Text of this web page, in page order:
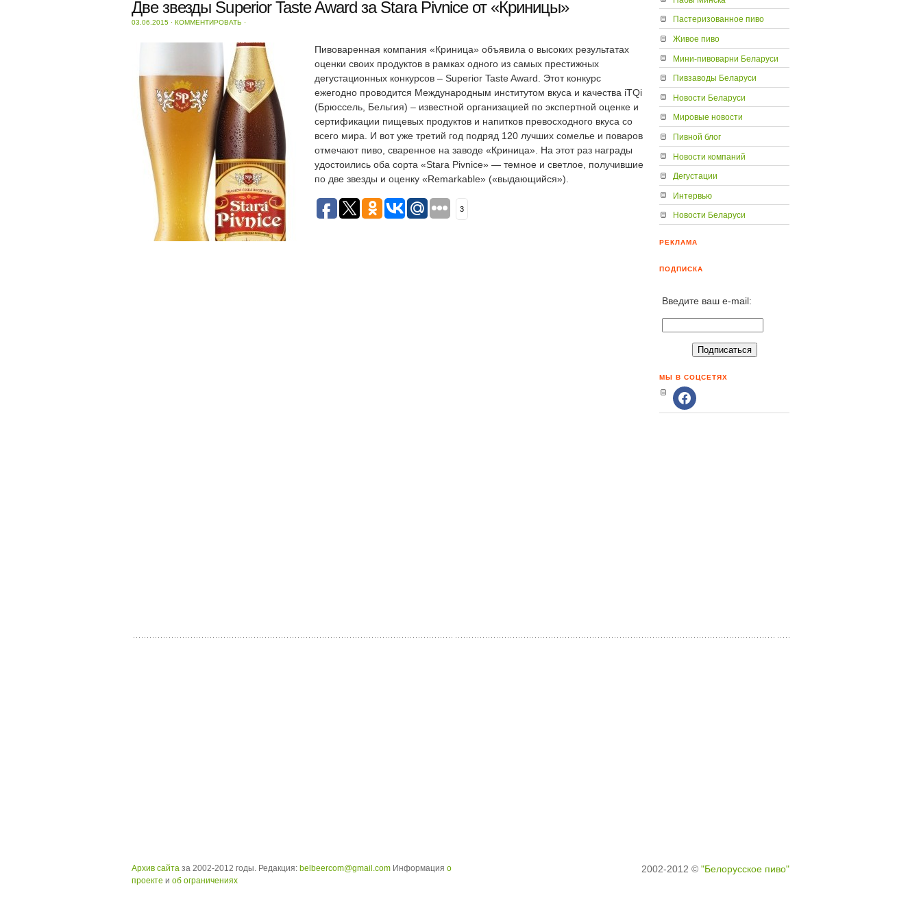
Две звезды Superior Taste Award за Stara Pivnice от «Криницы»
03.06.2015 ⋅ КОММЕНТИРОВАТЬ ⋅
Пивоваренная компания «Криница» объявила о высоких результатах
оценки своих продуктов в рамках одного из самых престижных
дегустационных конкурсов – Superior Taste Award. Этот конкурс
ежегодно проводится Международным институтом вкуса и качества iTQi
(Брюссель, Бельгия) – известной организацией по экспертной оценке и
сертификации пищевых продуктов и напитков превосходного вкуса со
всего мира. И вот уже третий год подряд 120 лучших сомелье и поваров
отмечают пиво, сваренное на заводе «Криница». На этот раз награды
удостоились оба сорта «Stara Pivnice» — темное и светлое, получившие
по две звезды и оценку «Remarkable» («выдающийся»).
3
Пастеризованное пиво
Живое пиво
Мини-пивоварни Беларуси
Пивзаводы Беларуси
Новости Беларуси
Мировые новости
Пивной блог
Новости компаний
Дегустации
Интервью
Новости Беларуси
РЕКЛАМА
ПОДПИСКА
Введите ваш e-mail:
МЫ В СОЦСЕТЯХ
Архив сайта за 2002-2012 годы. Редакция: belbeercom@gmail.com Информация о
проекте и об ограничениях
2002-2012 © "Белорусское пиво"